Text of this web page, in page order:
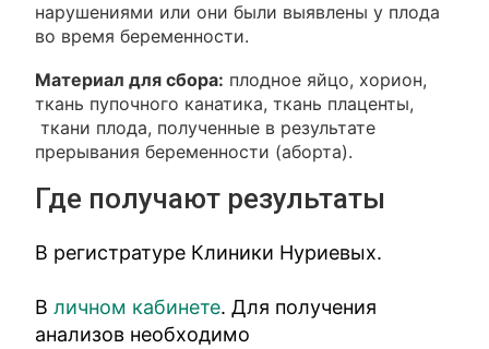
нарушениями или они были выявлены у плода
во время беременности.
Материал для сбора: плодное яйцо, хорион,
ткань пупочного канатика, ткань плаценты,
ткани плода, полученные в результате
прерывания беременности (аборта).
Где получают результаты
В регистратуре Клиники Нуриевых.
Вличном кабинете. Для получения
анализов необходимо